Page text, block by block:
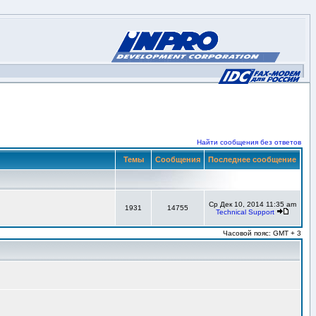
Найти сообщения без ответов
Темы Сообщения Последнее сообщение
1931 14755
Ср Дек 10, 2014 11:35 am
Technical Support
Часовой пояс: GMT + 3